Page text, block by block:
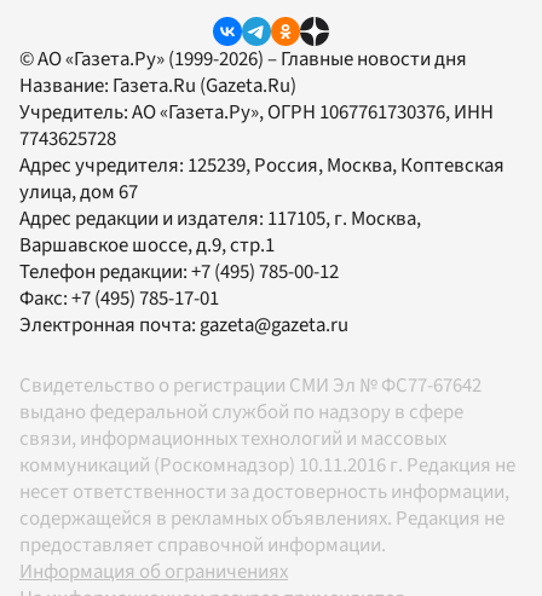
© АО «Газета.Ру» (1999-2026) – Главные новости дня
Название: Газета.Ru (Gazeta.Ru)
Учредитель:АО «Газета.Ру», ОГРН 1067761730376, ИНН
7743625728
Адрес учредителя: 125239, Россия, Москва, Коптевская
улица, дом 67
Адрес редакции и издателя: 117105, г. Москва,
Варшавское шоссе, д.9, стр.1
Телефон редакции:+7 (495) 785-00-12
Факс:+7 (495) 785-17-01
Электронная почта: gazeta@gazeta.ru
Свидетельство о регистрации СМИ Эл № ФС77-67642
выдано федеральной службой по надзору в сфере
связи, информационных технологий и массовых
коммуникаций (Роскомнадзор) 10.11.2016 г. Редакция не
несет ответственности за достоверность информации,
содержащейся в рекламных объявлениях. Редакция не
предоставляет справочной информации.
Информация об ограничениях